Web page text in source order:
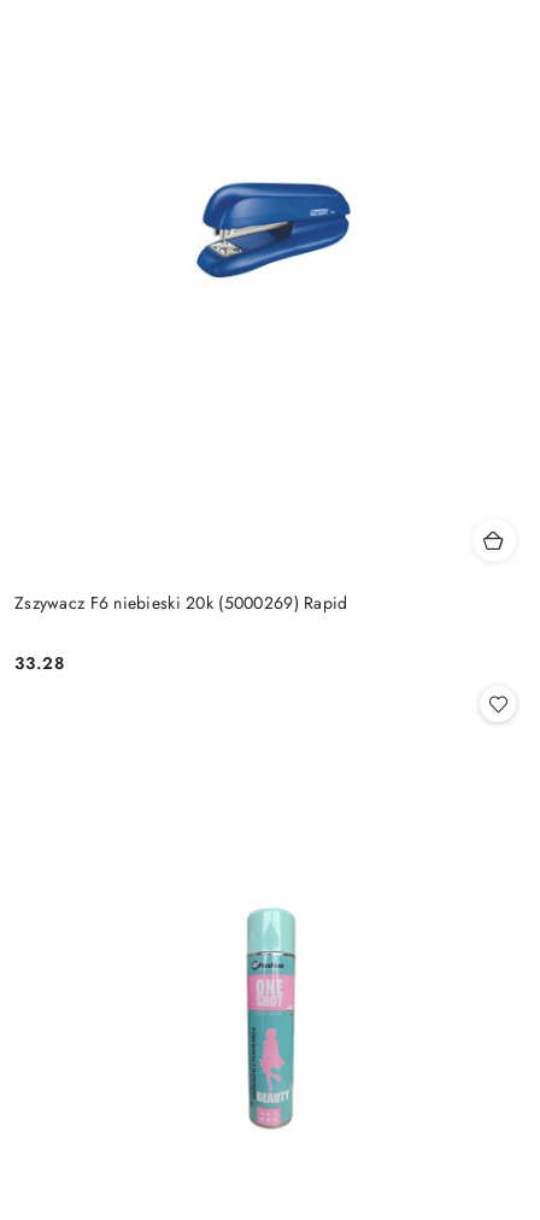
Zszywacz F6 niebieski 20k (5000269) Rapid
Cena:
33.28